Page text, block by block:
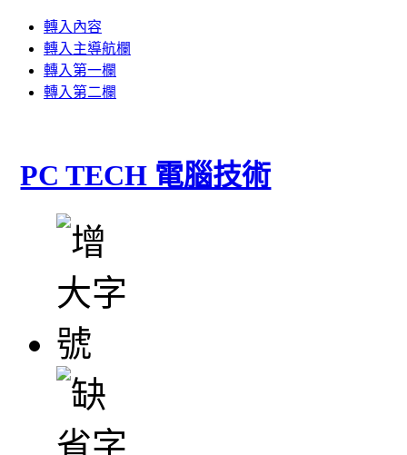
轉入內容
轉入主導航欄
轉入第一欄
轉入第二欄
PC TECH 電腦技術